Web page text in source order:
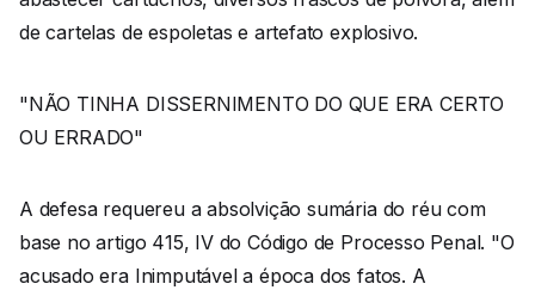
de cartelas de espoletas e artefato explosivo.
"NÃO TINHA DISSERNIMENTO DO QUE ERA CERTO
OU ERRADO"
A defesa requereu a absolvição sumária do réu com
base no artigo 415, IV do Código de Processo Penal. "O
acusado era Inimputável a época dos fatos. A